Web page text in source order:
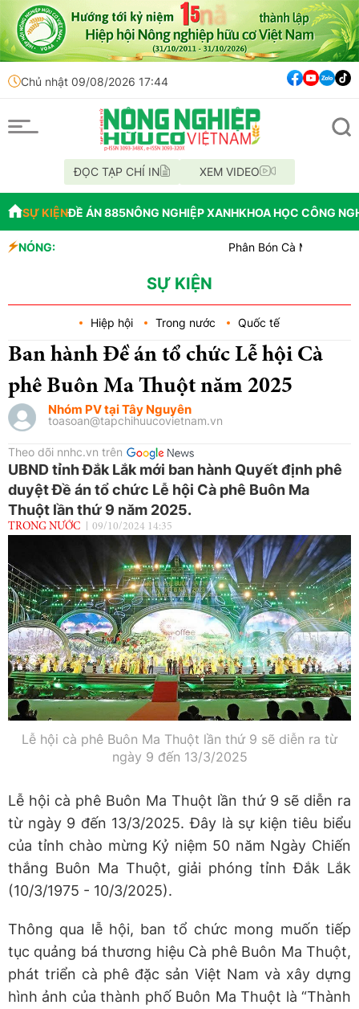
Chủ nhật 09/08/2026 17:44
ĐỌC TẠP CHÍ IN XEM VIDEO
SỰ KIỆNĐỀ ÁN 885NÔNG NGHIỆP XANHKHOA HỌC CÔNG
NÓNG:
Phân Bón Cà Mau đồng hành
Mùa xanh trên cánh đồng
SỰ KIỆN
Hiệp hội Trong nước Quốc tế
Ban hành Đề án tổ chức Lễ hội Cà
phê Buôn Ma Thuột năm 2025
Nhóm PV tại Tây Nguyên
toasoan@tapchihuucovietnam.vn
Theo dõi nnhc.vn trên
UBND tỉnh Đắk Lắk mới ban hành Quyết định phê
duyệt Đề án tổ chức Lễ hội Cà phê Buôn Ma
Thuột lần thứ 9 năm 2025.
TRONG NƯỚC 09/10/2024 14:35
Lễ hội cà phê Buôn Ma Thuột lần thứ 9 sẽ diễn ra từ
ngày 9 đến 13/3/2025
Lễ hội cà phê Buôn Ma Thuột lần thứ 9 sẽ diễn ra
từ ngày 9 đến 13/3/2025. Đây là sự kiện tiêu biểu
của tỉnh chào mừng Kỷ niệm 50 năm Ngày Chiến
thắng Buôn Ma Thuột, giải phóng tỉnh Đắk Lắk
(10/3/1975 - 10/3/2025).
Thông qua lễ hội, ban tổ chức mong muốn tiếp
tục quảng bá thương hiệu Cà phê Buôn Ma Thuột,
phát triển cà phê đặc sản Việt Nam và xây dựng
hình ảnh của thành phố Buôn Ma Thuột là “Thành